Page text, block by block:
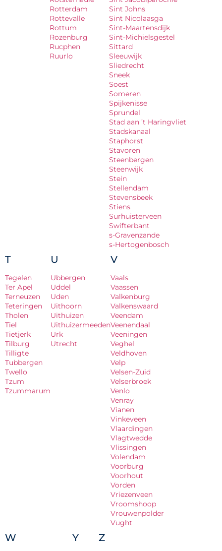
Rotterdam
Rottevalle
Rottum
Rozenburg
Rucphen
Ruurlo
Sint Johns
Sint Nicolaasga
Sint-Maartensdijk
Sint-Michielsgestel
Sittard
Sleeuwijk
Sliedrecht
Sneek
Soest
Someren
Spijkenisse
Sprundel
Stad aan ’t Haringvliet
Stadskanaal
Staphorst
Stavoren
Steenbergen
Steenwijk
Stein
Stellendam
Stevensbeek
Stiens
Surhuisterveen
Swifterbant
s-Gravenzande
s-Hertogenbosch
T
Tegelen
Ter Apel
Terneuzen
Teteringen
Tholen
Tiel
Tietjerk
Tilburg
Tilligte
Tubbergen
Twello
Tzum
Tzummarum
U
Ubbergen
Uddel
Uden
Uithoorn
Uithuizen
Uithuizermeeden
Urk
Utrecht
V
Vaals
Vaassen
Valkenburg
Valkenswaard
Veendam
Veenendaal
Veeningen
Veghel
Veldhoven
Velp
Velsen-Zuid
Velserbroek
Venlo
Venray
Vianen
Vinkeveen
Vlaardingen
Vlagtwedde
Vlissingen
Volendam
Voorburg
Voorhout
Vorden
Vriezenveen
Vroomshoop
Vrouwenpolder
Vught
W Y Z